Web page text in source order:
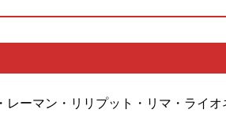
ーマン・リリプット・リマ・ライ